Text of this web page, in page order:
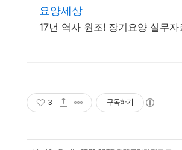
요양세상
17년 역사 원조! 장기요양 실무자
3 구독하기